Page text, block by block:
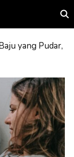
yang Pudar,